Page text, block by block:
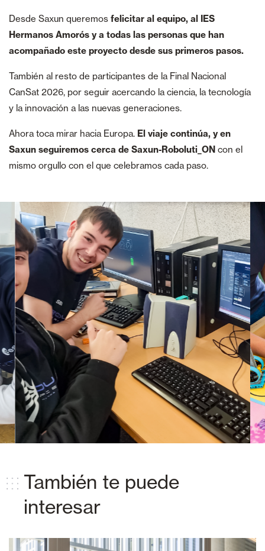
Desde Saxun queremos felicitar al equipo, al IES
Hermanos Amorós y a todas las personas que han
acompañado este proyecto desde sus primeros pasos.
También al resto de participantes de la Final Nacional
CanSat 2026, por seguir acercando la ciencia, la tecnología
y la innovación a las nuevas generaciones.
Ahora toca mirar hacia Europa. El viaje continúa, y en
Saxun seguiremos cerca de Saxun-Roboluti_ON con el
mismo orgullo con el que celebramos cada paso.
También te puede
interesar